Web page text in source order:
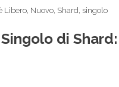
Libero, Nuovo, Shard, singolo
di Shard: